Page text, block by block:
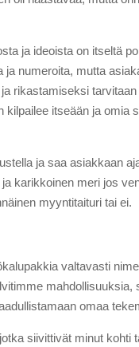
ja ideoista on itseltä
numeroita, mutta
rikastamiseksi
itseään ja omia
ja saa asiakkaan
karikkoinen meri jos
myyntitaituri tai ei.
valtavasti
mahdollisuuksia,
omaa
siivittivät minut kohti